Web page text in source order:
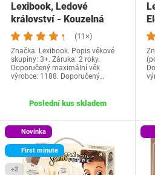
Lexibook, Ledové
království - Kouzelná
břidlice, výtvarná a…
(11×)
Značka: Lexibook. Popis věkové
skupiny: 3+. Záruka: 2 roky.
Doporučený maximální věk
výrobce: 1188. Doporučený…
Poslední kus skladem
Novinka
First minute
+2